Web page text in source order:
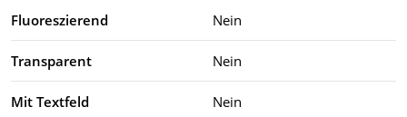
Fluoreszierend Nein
Transparent Nein
Mit Textfeld Nein